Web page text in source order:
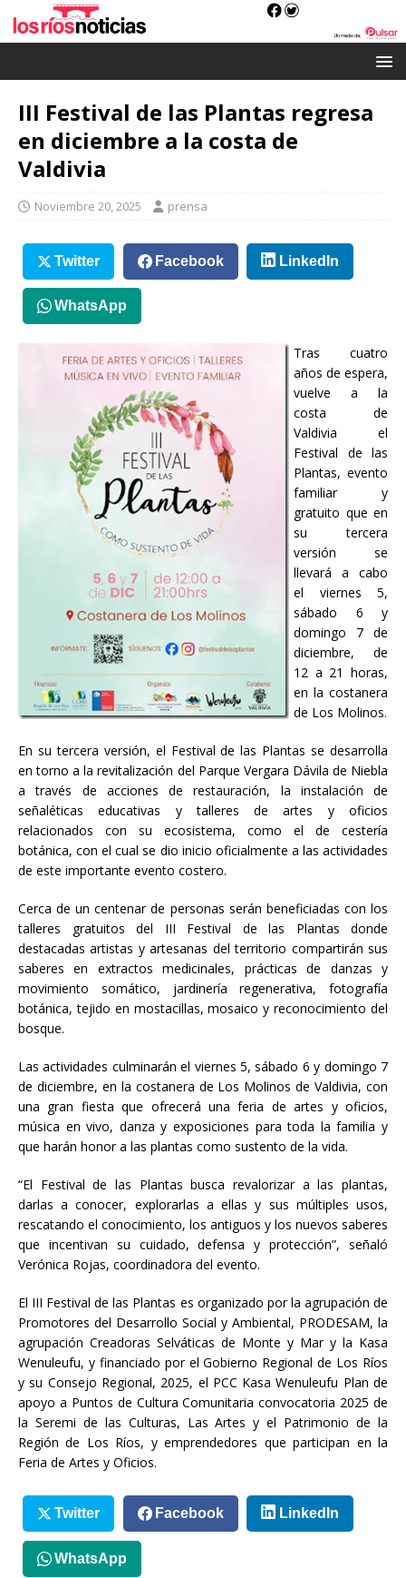
III Festival de las Plantas regresa
en diciembre a la costa de
Valdivia
Noviembre 20, 2025 prensa
Twitter Facebook LinkedIn
WhatsApp
Tras cuatro
años de espera,
vuelve a la
costa de
Valdivia el
Festival de las
Plantas, evento
familiar y
gratuito que en
su tercera
versión se
llevará a cabo
el viernes 5,
sábado 6 y
domingo 7 de
diciembre, de
12 a 21 horas,
en la costanera
de Los Molinos.
En su tercera versión, el Festival de las Plantas se desarrolla
en torno a la revitalización del Parque Vergara Dávila de Niebla
a través de acciones de restauración, la instalación de
señaléticas educativas y talleres de artes y oficios
relacionados con su ecosistema, como el de cestería
botánica, con el cual se dio inicio oficialmente a las actividades
de este importante evento costero.
Cerca de un centenar de personas serán beneficiadas con los
talleres gratuitos del III Festival de las Plantas donde
destacadas artistas y artesanas del territorio compartirán sus
saberes en extractos medicinales, prácticas de danzas y
movimiento somático, jardinería regenerativa, fotografía
botánica, tejido en mostacillas, mosaico y reconocimiento del
bosque.
Las actividades culminarán el viernes 5, sábado 6 y domingo 7
de diciembre, en la costanera de Los Molinos de Valdivia, con
una gran fiesta que ofrecerá una feria de artes y oficios,
música en vivo, danza y exposiciones para toda la familia y
que harán honor a las plantas como sustento de la vida.
“El Festival de las Plantas busca revalorizar a las plantas,
darlas a conocer, explorarlas a ellas y sus múltiples usos,
rescatando el conocimiento, los antiguos y los nuevos saberes
que incentivan su cuidado, defensa y protección”, señaló
Verónica Rojas, coordinadora del evento.
El III Festival de las Plantas es organizado por la agrupación de
Promotores del Desarrollo Social y Ambiental, PRODESAM, la
agrupación Creadoras Selváticas de Monte y Mar y la Kasa
Wenuleufu, y financiado por el Gobierno Regional de Los Ríos
y su Consejo Regional, 2025, el PCC Kasa Wenuleufu Plan de
apoyo a Puntos de Cultura Comunitaria convocatoria 2025 de
la Seremi de las Culturas, Las Artes y el Patrimonio de la
Región de Los Ríos, y emprendedores que participan en la
Feria de Artes y Oficios.
Twitter Facebook LinkedIn
WhatsApp